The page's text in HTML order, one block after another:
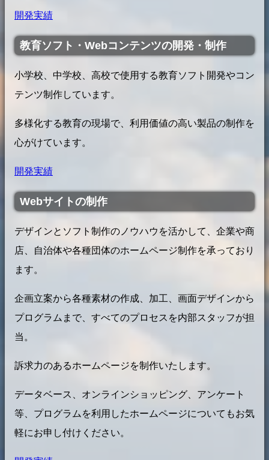
開発実績
教育ソフト・Webコンテンツの開発・制作
小学校、中学校、高校で使用する教育ソフト開発やコン
テンツ制作しています。
多様化する教育の現場で、利用価値の高い製品の制作を
心がけています。
開発実績
Webサイトの制作
デザインとソフト制作のノウハウを活かして、企業や商
店、自治体や各種団体のホームページ制作を承っており
ます。
企画立案から各種素材の作成、加工、画面デザインから
プログラムまで、すべてのプロセスを内部スタッフが担
当。
訴求力のあるホームページを制作いたします。
データベース、オンラインショッピング、アンケート
等、プログラムを利用したホームページについてもお気
軽にお申し付けください。